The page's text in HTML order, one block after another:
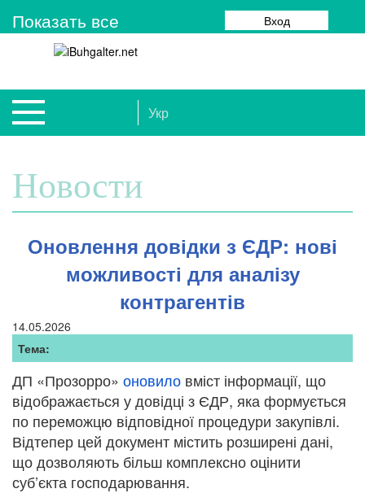
Показать все Вход
Укр
Новости
Оновлення довідки з ЄДР: нові
можливості для аналізу
контрагентів
14.05.2026
Тема:
ДП «Прозорро» оновило вміст інформації, що
відображається у довідці з ЄДР, яка формується
по переможцю відповідної процедури закупівлі.
Відтепер цей документ містить розширені дані,
що дозволяють більш комплексно оцінити
суб’єкта господарювання.